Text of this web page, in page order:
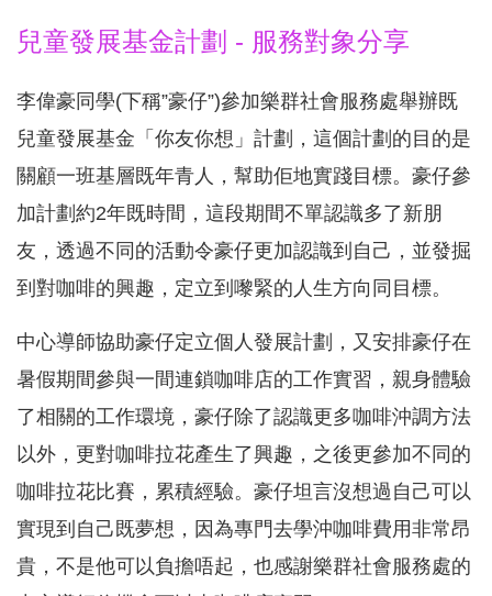
兒童發展基金計劃 - 服務對象分享
李偉豪同學(下稱”豪仔”)參加樂群社會服務處舉辦既
兒童發展基金「你友你想」計劃，這個計劃的目的是
關顧一班基層既年青人，幫助佢地實踐目標。豪仔參
加計劃約2年既時間，這段期間不單認識多了新朋
友，透過不同的活動令豪仔更加認識到自己，並發掘
到對咖啡的興趣，定立到嚟緊的人生方向同目標。
中心導師協助豪仔定立個人發展計劃，又安排豪仔在
暑假期間參與一間連鎖咖啡店的工作實習，親身體驗
了相關的工作環境，豪仔除了認識更多咖啡沖調方法
以外，更對咖啡拉花產生了興趣，之後更參加不同的
咖啡拉花比賽，累積經驗。豪仔坦言沒想過自己可以
實現到自己既夢想，因為專門去學沖咖啡費用非常昂
貴，不是他可以負擔唔起，也感謝樂群社會服務處的